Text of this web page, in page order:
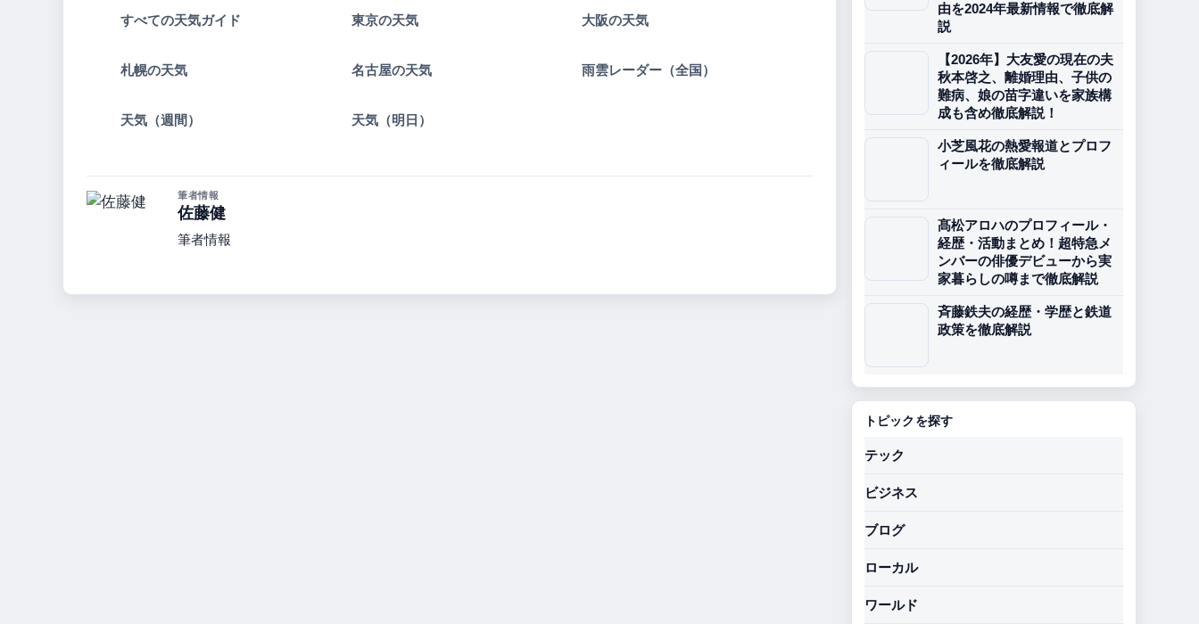
すべての天気ガイド 東京の天気 大阪の天気
札幌の天気 名古屋の天気 雨雲レーダー（全国）
天気（週間） 天気（明日）
筆者情報
佐藤健
筆者情報
由を2024年最新情報で徹底解
説
【2026年】大友愛の現在の夫
秋本啓之、離婚理由、子供の
難病、娘の苗字違いを家族構
成も含め徹底解説！
小芝風花の熱愛報道とプロフ
ィールを徹底解説
髙松アロハのプロフィール・
経歴・活動まとめ！超特急メ
ンバーの俳優デビューから実
家暮らしの噂まで徹底解説
斉藤鉄夫の経歴・学歴と鉄道
政策を徹底解説
トピックを探す
テック
ビジネス
ブログ
ローカル
ワールド